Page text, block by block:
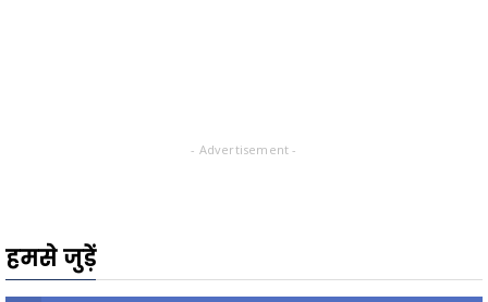
- Advertisement -
हमसे जुड़ें